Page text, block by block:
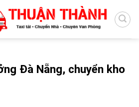
Đà Nẵng, chuyển kho